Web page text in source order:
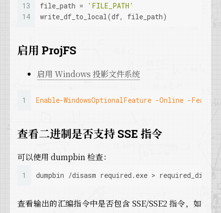
13
14
file_path =
'FILE_PATH'
write_df_to_local(df, file_path)
启用 ProjFS
启用 Windows 投影文件系统
1 Enable-WindowsOptionalFeature -Online -
查看二进制是否支持 SSE 指令
可以使用 dumpbin 检查：
1 dumpbin /disasm required.exe >
查看输出的汇编指令中是否包含 SSE/SSE2 指令，如